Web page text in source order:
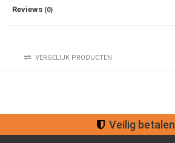
Reviews (0)
VERGELIJK PRODUCTEN
Veilig betalen